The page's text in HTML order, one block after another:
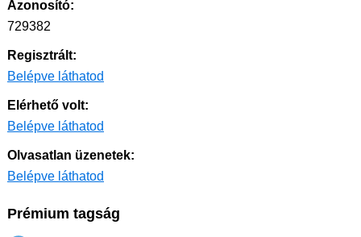
Azonosító:
729382
Regisztrált:
Belépve láthatod
Elérhető volt:
Belépve láthatod
Olvasatlan üzenetek:
Belépve láthatod
Prémium tagság